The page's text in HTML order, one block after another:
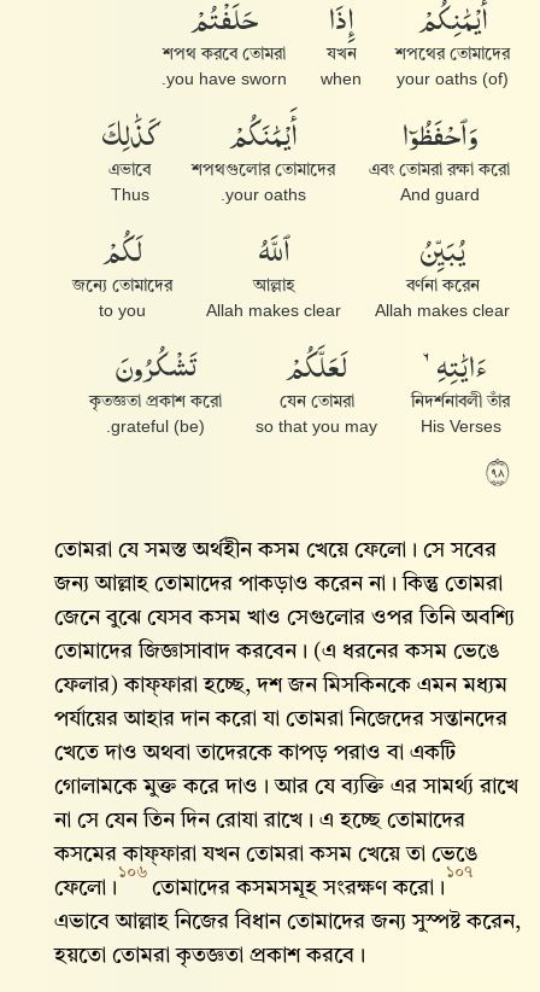
أَيْمَٰنِكُمْ
শপথের তোমাদের
(of) your oaths
إِذَا
যখন
when
حَلَفْتُمْ
শপথ করবে তোমরা
you have sworn.
وَٱحْفَظُوٓا۟
এবং তোমরা রক্ষা করো
And guard
أَيْمَٰنَكُمْ
শপথগুলোর তোমাদের
your oaths.
كَذَٰلِكَ
এভাবে
Thus
يُبَيِّنُ
বর্ণনা করেন
Allah makes clear
ٱللَّهُ
আল্লাহ
Allah makes clear
لَكُمْ
জন্যে তোমাদের
to you
ءَايَٰتِهِۦ
নিদর্শনাবলী তাঁর
His Verses
لَعَلَّكُمْ
যেন তোমরা
so that you may
تَشْكُرُونَ
কৃতজ্ঞতা প্রকাশ করো
(be) grateful.
٨٩
তোমরা যে সমস্ত অর্থহীন কসম খেয়ে ফেলো। সে সবের
জন্য আল্লাহ‌ তোমাদের পাকড়াও করেন না। কিন্তু তোমরা
জেনে বুঝে যেসব কসম খাও সেগুলোর ওপর তিনি অবশ্যি
তোমাদের জিজ্ঞাসাবাদ করবেন। (এ ধরনের কসম ভেঙে
ফেলার) কাফ্‌ফারা হচ্ছে, দশ জন মিসকিনকে এমন মধ্যম
পর্যায়ের আহার দান করো যা তোমরা নিজেদের সন্তানদের
খেতে দাও অথবা তাদেরকে কাপড় পরাও বা একটি
গোলামকে মুক্ত করে দাও। আর যে ব্যক্তি এর সামর্থ্য রাখে
না সে যেন তিন দিন রোযা রাখে। এ হচ্ছে তোমাদের
কসমের কাফ্‌ফারা যখন তোমরা কসম খেয়ে তা ভেঙে
ফেলো।
১০৬
তোমাদের কসমসমূহ সংরক্ষণ করো।
১০৭
এভাবে আল্লাহ‌ নিজের বিধান তোমাদের জন্য সুস্পষ্ট করেন,
হয়তো তোমরা কৃতজ্ঞতা প্রকাশ করবে।